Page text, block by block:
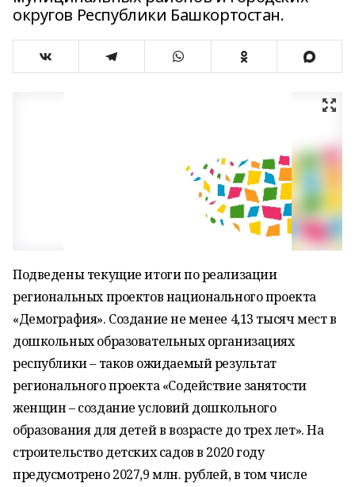
округов Республики Башкортостан.
Подведены текущие итоги по реализации
региональных проектов национального проекта
«Демография». Создание не менее 4,13 тысяч мест в
дошкольных образовательных организациях
республики – таков ожидаемый результат
регионального проекта «Содействие занятости
женщин – создание условий дошкольного
образования для детей в возрасте до трех лет». На
строительство детских садов в 2020 году
предусмотрено 2027,9 млн. рублей, в том числе